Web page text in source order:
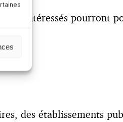
intéressés pourront
des établissements